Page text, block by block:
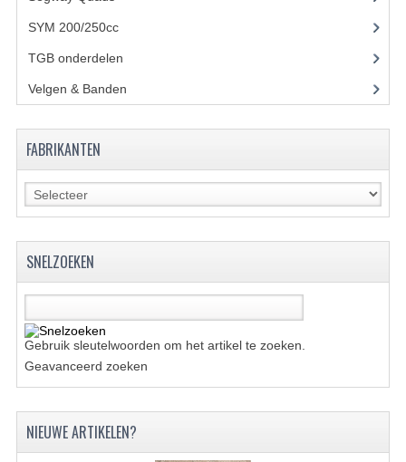
UITLAAT
VERLICHTING
SHINERAY 300 STE
SYM 200/250cc(15)
TGB onderdelen
Velgen & Banden
FABRIKANTEN
SNELZOEKEN
Gebruik sleutelwoorden om het artikel te zoeken.
Geavanceerd zoeken
NIEUWE ARTIKELEN?